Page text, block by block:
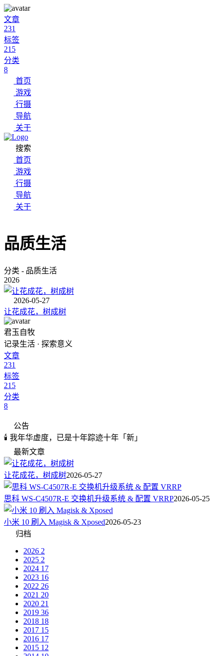
文章
231
标签
215
分类
8
首页
游戏
行摄
导航
关于
搜索
首页
游戏
行摄
导航
关于
品质生活
分类 - 品质生活
2026
2026-05-27
让花成花，树成树
君玉自牧
记录生活 · 探索意义
文章
231
标签
215
分类
8
公告
🕯️ 我年华虚度，已是十年踪迹十年「新」
最新文章
让花成花，树成树2026-05-27
思科 WS-C4507R-E 交换机升级系统 & 配置 VRRP2026-05-25
小米 10 刷入 Magisk & Xposed2026-05-23
归档
2026 2
2025 2
2024 17
2023 16
2022 26
2021 20
2020 21
2019 36
2018 18
2017 15
2016 17
2015 12